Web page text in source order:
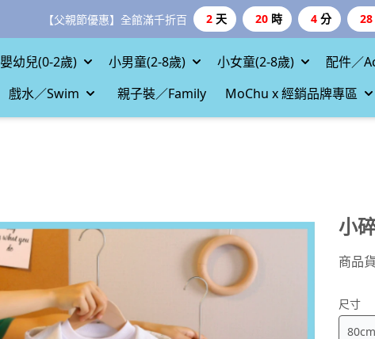
【父親節優惠】全館滿千折百 2 天 20 時 4 分 26
嬰幼兒(0-2歲) 小男童(2-8歲) 小女童(2-8歲)
配件／
戲水／Swim 親子裝／Family MoChu x 經銷品牌專區
小
商品
尺寸